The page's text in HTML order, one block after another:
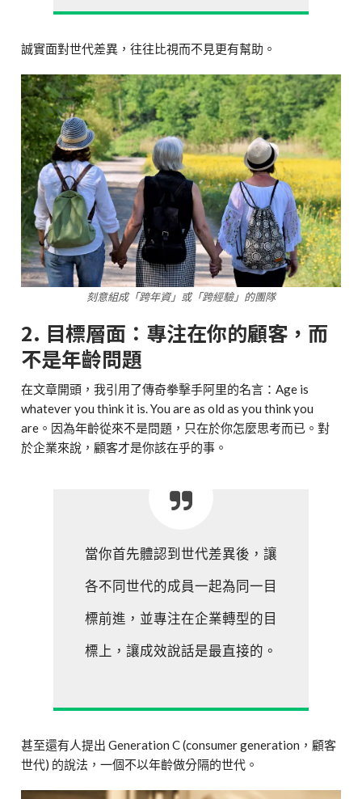
誠實面對世代差異，往往比視而不見更有幫助。
刻意組成「跨年資」或「跨經驗」的團隊
2. 目標層面：專注在你的顧客，而
不是年齡問題
在文章開頭，我引用了傳奇拳擊手阿里的名言：Age is
whatever you think it is. You are as old as you think you
are。因為年齡從來不是問題，只在於你怎麼思考而已。對
於企業來說，顧客才是你該在乎的事。
當你首先體認到世代差異後，讓
各不同世代的成員一起為同一目
標前進，並專注在企業轉型的目
標上，讓成效說話是最直接的。
甚至還有人提出 Generation C (consumer generation，顧客
世代) 的說法，一個不以年齡做分隔的世代。